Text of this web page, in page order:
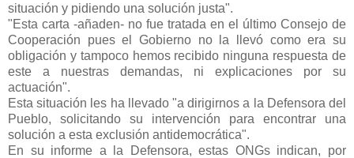
situación y pidiendo una solución justa".
"Esta carta -añaden- no fue tratada en el último Consejo de
Cooperación pues el Gobierno no la llevó como era su
obligación y tampoco hemos recibido ninguna respuesta de
este a nuestras demandas, ni explicaciones por su
actuación".
Esta situación les ha llevado "a dirigirnos a la Defensora del
Pueblo, solicitando su intervención para encontrar una
solución a esta exclusión antidemocrática".
En su informe a la Defensora, estas ONGs indican, por